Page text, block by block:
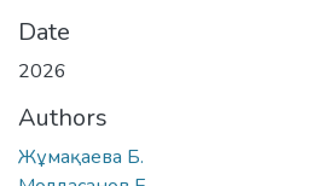
Date
2026
Authors
Жұмақаева Б.